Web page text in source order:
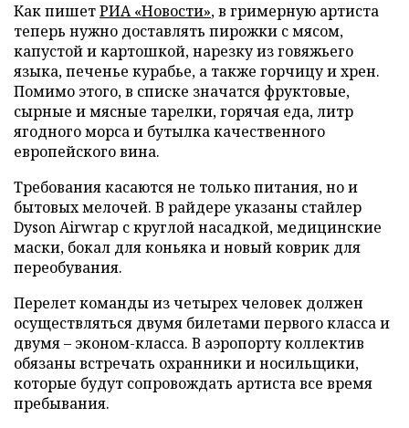
Как пишетРИА «Новости», в гримерную артиста
теперь нужно доставлять пирожки с мясом,
капустой и картошкой, нарезку из говяжьего
языка, печенье курабье, а также горчицу и хрен.
Помимо этого, в списке значатся фруктовые,
сырные и мясные тарелки, горячая еда, литр
ягодного морса и бутылка качественного
европейского вина.
Требования касаются не только питания, но и
бытовых мелочей. В райдере указаны стайлер
Dyson Airwrap с круглой насадкой, медицинские
маски, бокал для коньяка и новый коврик для
переобувания.
Перелет команды из четырех человек должен
осуществляться двумя билетами первого класса и
двумя – эконом-класса. В аэропорту коллектив
обязаны встречать охранники и носильщики,
которые будут сопровождать артиста все время
пребывания.